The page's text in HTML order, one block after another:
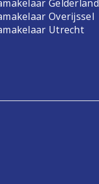
Gelderland
Overijssel
Utrecht